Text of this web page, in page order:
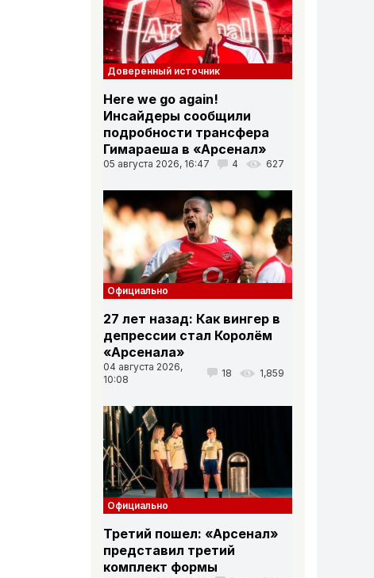
Доверенный источник
Here we go again!
Инсайдеры сообщили
подробности трансфера
Гимараеша в «Арсенал»
05 августа 2026, 16:47 4 627
Официально
27 лет назад: Как вингер в
депрессии стал Королём
«Арсенала»
04 августа 2026,
10:08
18 1,859
Официально
Третий пошел: «Арсенал»
представил третий
комплект формы